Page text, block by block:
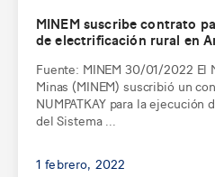
MINEM suscribe contrato
de electrificación rural en
Fuente: MINEM 30/01/2022 El
Minas (MINEM) suscribió un
NUMPATKAY para la ejecución
del Sistema ...
1 febrero, 2022